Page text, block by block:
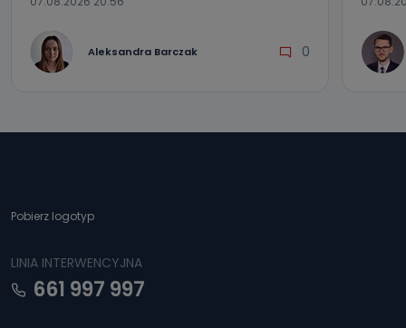
Aleksandra Barczak 0
Pobierz logotyp
LINIA INTERWENCYJNA
661 997 997